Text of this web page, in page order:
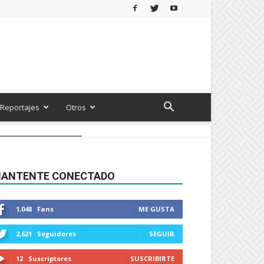
Reportajes Otros
CONECTADO
1,048 Fans ME GUSTA
2,621 Seguidores SEGUIR
12 Suscriptores SUSCRIBIRTE